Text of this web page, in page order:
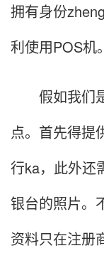
拥有身份
利使用POS机。
假如我们是
点。首先得提
行ka，此外还
银台的照片。
资料只在注册